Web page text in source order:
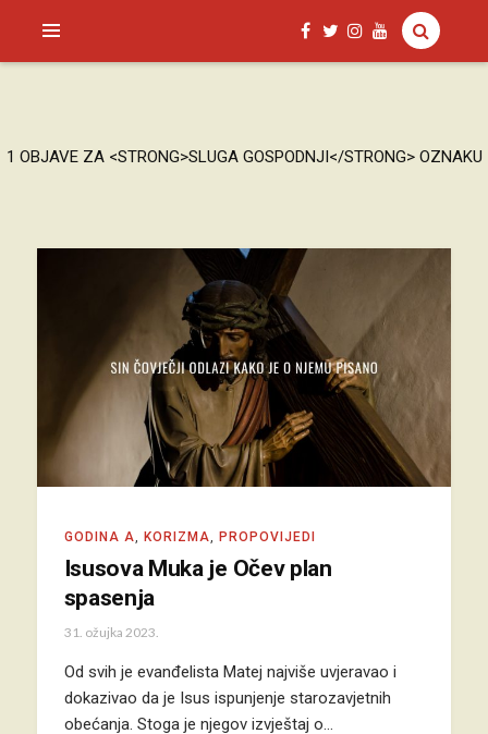
SAGUD.XYZ
1 OBJAVE ZA <STRONG>SLUGA GOSPODNJI</STRONG> OZNAKU
GODINA A KORIZMA PROPOVIJEDI
Isusova Muka je Očev plan
spasenja
31. ožujka 2023.
Od svih je evanđelista Matej najviše uvjeravao i
dokazivao da je Isus ispunjenje starozavjetnih
obećanja. Stoga je njegov izvještaj o…